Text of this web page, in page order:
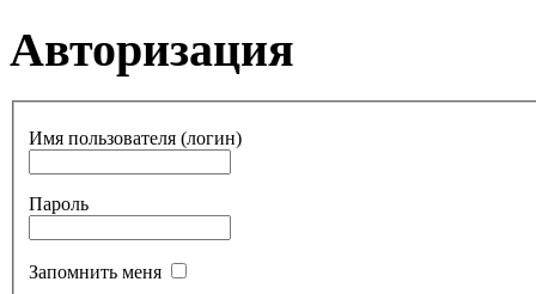
Авторизация
Имя пользователя (логин)
Пароль
Запомнить меня